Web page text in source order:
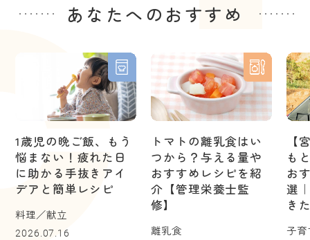
あなたへのおすすめ
1歳児の晩ご飯、もう
悩まない！疲れた日
に助かる手抜きアイ
デアと簡単レシピ
料理／献立
2026.07.16
トマトの離乳食はい
つから？与える量や
おすすめレシピを紹
介【管理栄養士監
修】
離乳食
【
も
お
選
き
子